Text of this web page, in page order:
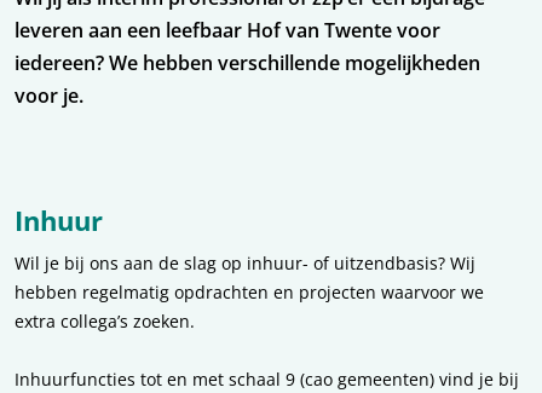
leveren aan een leefbaar Hof van Twente voor
iedereen? We hebben verschillende mogelijkheden
voor je.
Inhuur
Wil je bij ons aan de slag op inhuur- of uitzendbasis? Wij
hebben regelmatig opdrachten en projecten waarvoor we
extra collega’s zoeken.
Inhuurfuncties tot en met schaal 9 (cao gemeenten) vind je bij